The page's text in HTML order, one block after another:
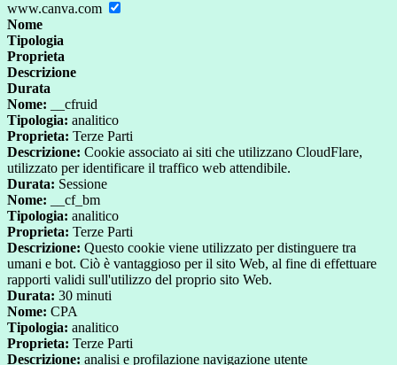
www.canva.com
Nome
Tipologia
Proprieta
Descrizione
Durata
Nome: __cfruid
Tipologia: analitico
Proprieta: Terze Parti
Descrizione: Cookie associato ai siti che utilizzano CloudFlare,
utilizzato per identificare il traffico web attendibile.
Durata: Sessione
Nome: __cf_bm
Tipologia: analitico
Proprieta: Terze Parti
Descrizione: Questo cookie viene utilizzato per distinguere tra
umani e bot. Ciò è vantaggioso per il sito Web, al fine di effettuare
rapporti validi sull'utilizzo del proprio sito Web.
Durata: 30 minuti
Nome: CPA
Tipologia: analitico
Proprieta: Terze Parti
Descrizione: analisi e profilazione navigazione utente